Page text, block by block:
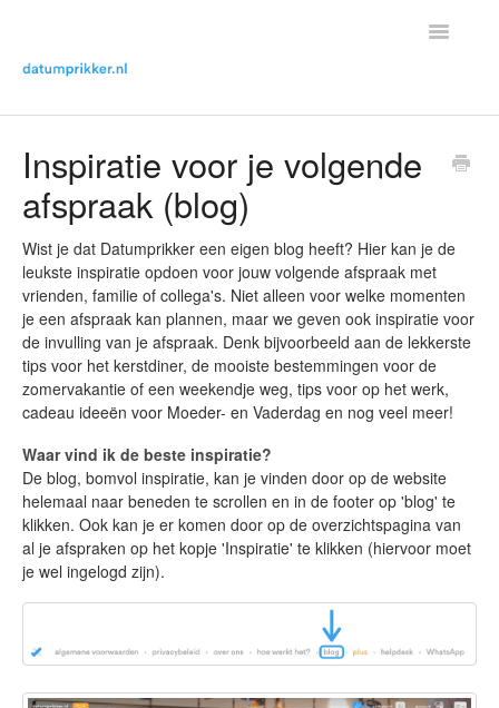
Toggle
Contact met helpdesk
Inspiratie voor je volgende
afspraak (blog)
Wist je dat Datumprikker een eigen blog heeft? Hier kan je de
leukste inspiratie opdoen voor jouw volgende afspraak met
vrienden, familie of collega's. Niet alleen voor welke momenten
je een afspraak kan plannen, maar we geven ook inspiratie voor
de invulling van je afspraak. Denk bijvoorbeeld aan de lekkerste
tips voor het kerstdiner, de mooiste bestemmingen voor de
zomervakantie of een weekendje weg, tips voor op het werk,
cadeau ideeën voor Moeder- en Vaderdag en nog veel meer!
Waar vind ik de beste inspiratie?
De blog, bomvol inspiratie, kan je vinden door op de website
helemaal naar beneden te scrollen en in de footer op 'blog' te
klikken. Ook kan je er komen door op de overzichtspagina van
al je afspraken op het kopje 'Inspiratie' te klikken (hiervoor moet
je wel ingelogd zijn).